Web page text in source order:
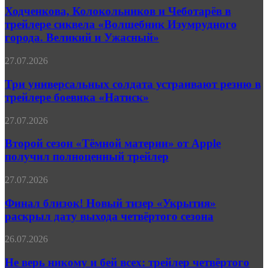
и
Чеботарёв
в
трейлере
«Волшебник
города.
Великий
Ужасный»
Ходченкова, Колокольников и Чеботарёв в
трейлере сиквела «Волшебник Изумрудного
города. Великий и Ужасный»
Три
солдата
устраивают
резню
трейлере
«Натиск»
27.07.2026
Три универсальных солдата устраивают резню в
трейлере боевика «Натиск»
Второй
«Тёмной
материи»
от
получил
трейлер
27.07.2026
Второй сезон «Тёмной материи» от Apple
получил полноценный трейлер
Финал
Новый
тизер
«Укрытия»
дату
четвёртого
27.07.2026
Финал близок! Новый тизер «Укрытия»
раскрыл дату выхода четвёртого сезона
Не
никому
26.07.2026
Не верь никому и бей всех: трейлер четвёртого